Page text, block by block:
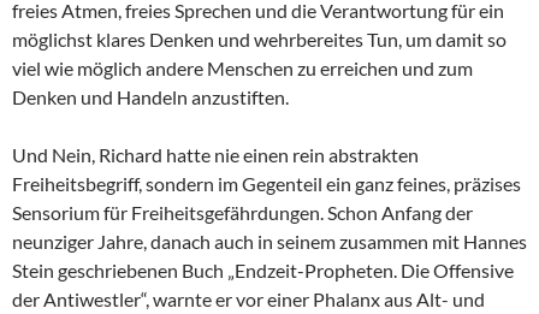
freies Atmen, freies Sprechen und die Verantwortung für ein
möglichst klares Denken und wehrbereites Tun, um damit so
viel wie möglich andere Menschen zu erreichen und zum
Denken und Handeln anzustiften.
Und Nein, Richard hatte nie einen rein abstrakten
Freiheitsbegriff, sondern im Gegenteil ein ganz feines, präzises
Sensorium für Freiheitsgefährdungen. Schon Anfang der
neunziger Jahre, danach auch in seinem zusammen mit Hannes
Stein geschriebenen Buch „Endzeit-Propheten. Die Offensive
der Antiwestler“, warnte er vor einer Phalanx aus Alt- und